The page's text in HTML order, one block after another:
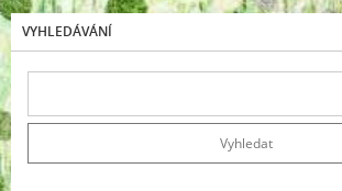
VYHLEDÁVÁNÍ